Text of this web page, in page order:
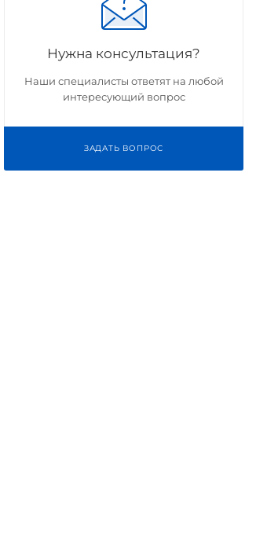
Нужна консультация?
Наши специалисты ответят на любой
интересующий вопрос
ЗАДАТЬ ВОПРОС